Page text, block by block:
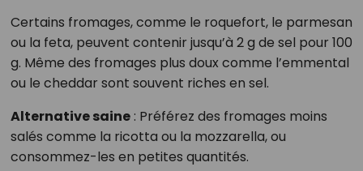
Certains fromages, comme le roquefort, le parmesan
ou la feta, peuvent contenir jusqu’à 2 g de sel pour 100
g. Même des fromages plus doux comme l’emmental
ou le cheddar sont souvent riches en sel.
Alternative saine: Préférez des fromages moins
salés comme la ricotta ou la mozzarella, ou
consommez-les en petites quantités.